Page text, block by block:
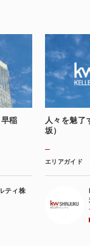
稲
ティ株
人々を魅
坂）
エリアガイド